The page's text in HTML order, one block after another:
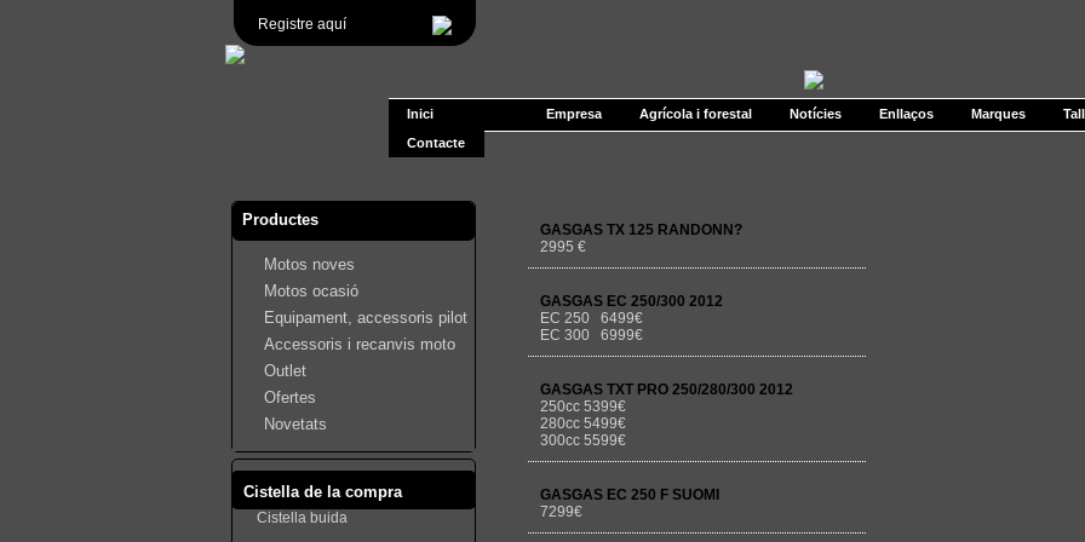
Registre aquí
Inici Empresa Agrícola i forestal Notícies Enllaços Marques
Contacte
Productes
Motos noves
Motos ocasió
Equipament, accessoris pilot
Accessoris i recanvis moto
Outlet
Ofertes
Novetats
Cistella de la compra
Cistella buida
GASGAS TX 125 RANDONN?
2995 €
GASGAS EC 250/300 2012
EC 250 6499€
EC 300 6999€
GASGAS TXT PRO 250/280/300 2012
250cc 5399€
280cc 5499€
300cc 5599€
GASGAS EC 250 F SUOMI
7299€